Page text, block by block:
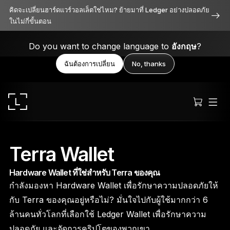
คิดจะเปลี่ยนฮาร์ดแวร์วอลเล็ตใช่ไหม? ย้ายมาที่ Ledger อย่างปลอดภัย
ในไม่กี่ขั้นตอน
Do you want to change language to อังกฤษ?
ฉันต้องการเปลี่ยน No, thanks
Ledger Stax
เหนือระดับทั้งดีไซน์ ฟังก์ชัน และความปลอดภัย
Terra Wallet
Hardware Wallet ที่ใช่สำหรับ Terra ของคุณ
กำลังมองหา Hardware Wallet เพื่อรักษาความปลอดภัยให้
กับ Terra ของคุณอยู่หรือไม่? มั่นใจไปกับผู้ใช้มากกว่า 6
ล้านคนทั่วโลกที่เลือกใช้ Ledger Wallet เพื่อรักษาความ